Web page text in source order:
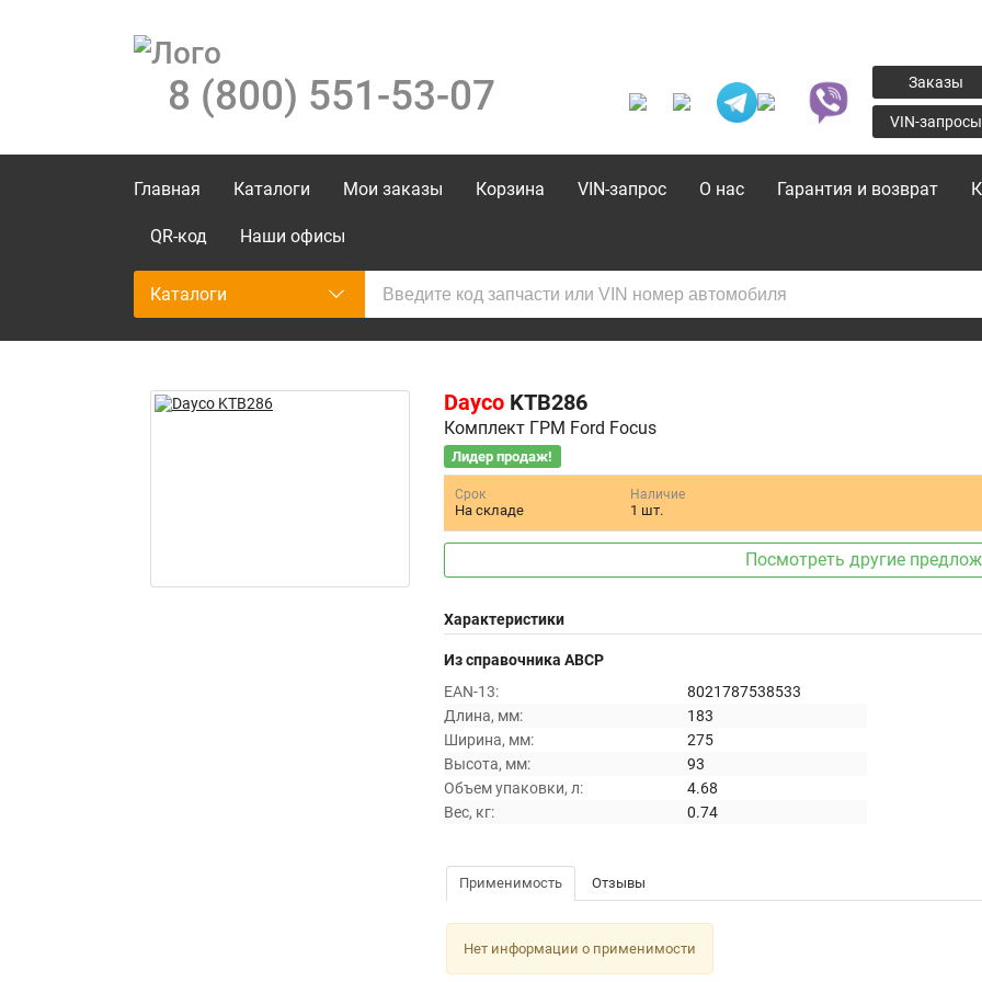
8 (800) 551-53-07 Заказы
VIN-запросы
Главная Каталоги Мои заказы Корзина VIN-запрос О нас Гарантия и возврат
QR-код Наши офисы
Каталоги
Dayco KTB286
Комплект ГРМ Ford Focus
Лидер продаж!
Срок
На складе
Наличие
1 шт.
Посмотреть другие
Характеристики
Из справочника ABCP
EAN-13:
8021787538533
Длина, мм:
183
Ширина, мм:
275
Высота, мм:
93
Объем упаковки, л:
4.68
Вес, кг:
0.74
Применимость Отзывы
Нет информации о применимости